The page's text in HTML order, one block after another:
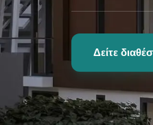
Δείτε